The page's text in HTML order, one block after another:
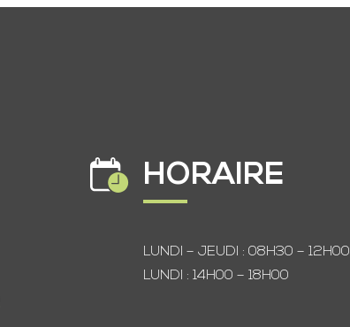
HORAIRE
LUNDI – JEUDI : 08H30 – 12H00
LUNDI : 14H00 – 18H00